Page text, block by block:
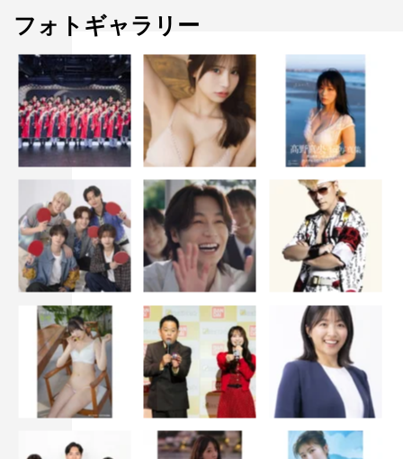
[Alexandros] 北川景子 岡田健史
綾野剛
フォトギャラリー